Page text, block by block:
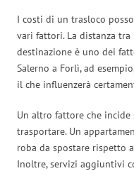
I costi di un trasloco
vari fattori. La distanza tra
destinazione è uno dei
Salerno a Forlì, ad
il che influenzerà
Un altro fattore che
trasportare. Un
roba da spostare rispetto
Inoltre, servizi aggiuntivi